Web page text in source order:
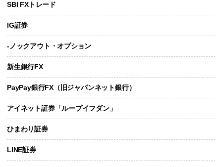
SBI FXトレード
IG証券
-ノックアウト・オプション
新生銀行FX
PayPay銀行FX（旧ジャパンネット銀行）
アイネット証券「ループイフダン」
ひまわり証券
LINE証券